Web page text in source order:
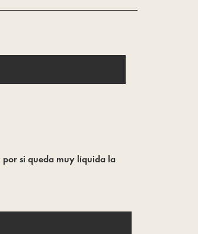
si queda muy líquida la